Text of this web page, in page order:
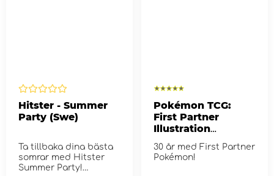
Hitster - Summer
Party (Swe)
Ta tillbaka dina bästa
somrar med Hitster
Summer Party!
Pokémon TCG:
First Partner
Illustration
Collection - Series
2
30 år med First Partner
Pokémon!